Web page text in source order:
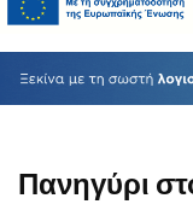
Πανηγύρι